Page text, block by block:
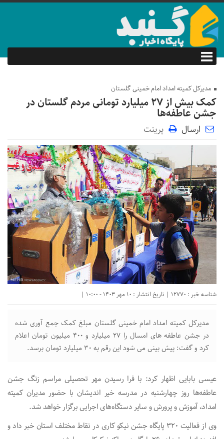
مدیرکل کمیته امداد امام خمینی گلستان
کمک بیش از ۲۷ میلیارد تومانی مردم گلستان در
جشن عاطفه‌ها
ارسال پرینت
شناسه خبر : 12770 | تاریخ انتشار : 10 مهر 1403 - 10:00 |
مدیرکل کمیته امداد امام خمینی گلستان مبلغ کمک جمع آوری شده
در جشن عاطفه های امسال را ۲۷ میلیارد و ۴۰۰ میلیون تومان اعلام
کرد و گفت: پیش بینی می شود این رقم به ۳۰ میلیارد تومان برسد.
عیسی بابایی اظهار کرد: با فرا رسیدن مهر تحصیلی مراسم زنگ جشن
عاطفه‌ها روز چهارشنبه در مدرسه خیر اندیشان با حضور مدیران کمیته
امداد، آموزش و پرورش و سایر دستگاه‌های اجرایی برگزار خواهد شد.
وی از فعالیت ۳۲۰ پایگاه جشن نیکو کاری در نقاط مختلف استان خبر داد و